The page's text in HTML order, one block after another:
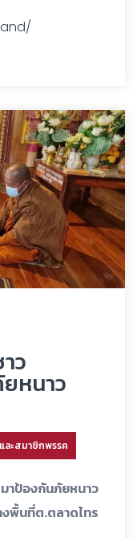
ว
หนาว
ละสมาชิกพรรค
าป้องกันภัยหนาว
งพื้นที่ต.ตลาดไทร